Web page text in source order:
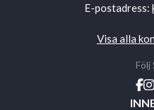
E-postadress:
Visa alla
Följ